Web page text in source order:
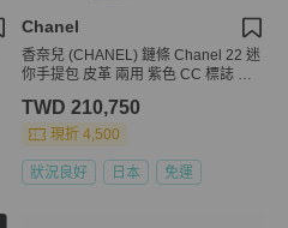
Chanel
香奈兒 (CHANEL) 鏈條 Chanel 22 迷
你手提包 皮革 兩用 紫色 CC 標誌 正
TWD 210,750
現折 4,500
狀況良好 日本 免運